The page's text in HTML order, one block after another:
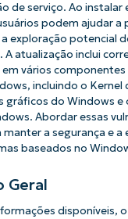
de serviço. Ao instalar
podem ajudar a
exploração potencial
A atualização inclui
vários
incluindo o Kernel
gráficos do Windows e
Abordar essas
a segurança e a
baseados no
Geral
disponíveis,